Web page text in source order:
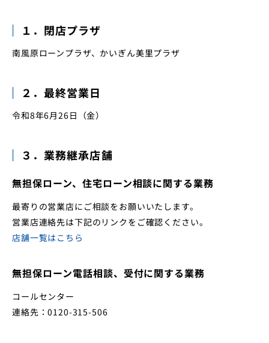
１．閉店プラザ
南風原ローンプラザ、かいぎん美里プラザ
２．最終営業日
令和8年6月26日（金）
３．業務継承店舗
無担保ローン、住宅ローン相談に関する業務
最寄りの営業店にご相談をお願いいたします。
営業店連絡先は下記のリンクをご確認ください。
店舗一覧はこちら
無担保ローン電話相談、受付に関する業務
コールセンター
連絡先：0120-315-506